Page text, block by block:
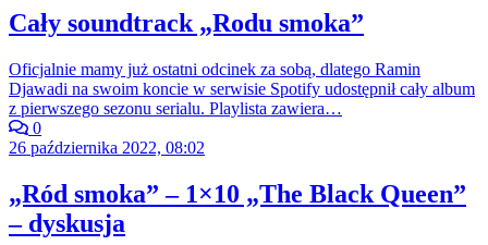
Cały soundtrack „Rodu smoka”
Oficjalnie mamy już ostatni odcinek za sobą, dlatego Ramin
Djawadi na swoim koncie w serwisie Spotify udostępnił cały album
z pierwszego sezonu serialu. Playlista zawiera…
0
26 października 2022, 08:02
„Ród smoka” – 1×10 „The Black Queen”
– dyskusja